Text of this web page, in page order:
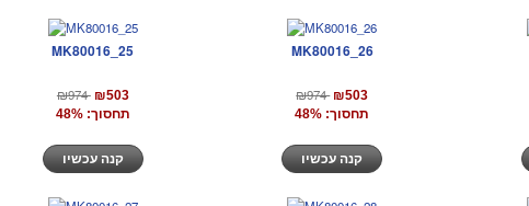
MK80016_25
₪974 ₪503
תחסוך: 48%
קנה עכשיו
MK80016_26
₪974 ₪503
תחסוך: 48%